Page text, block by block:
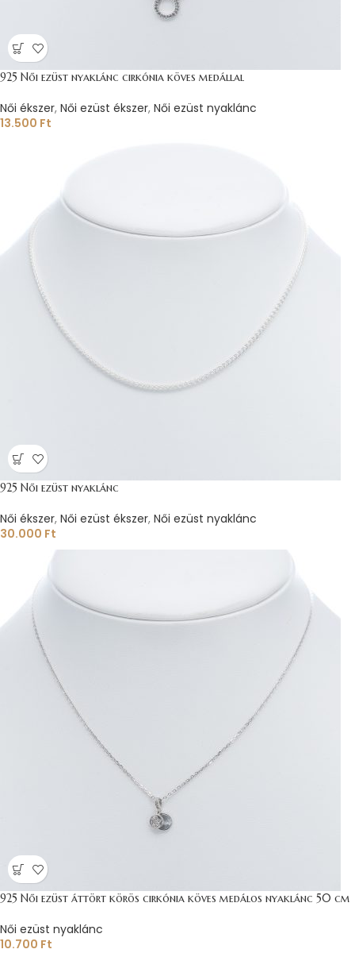
925 Női ezüst nyaklánc cirkónia köves medállal
Női ékszer, Női ezüst ékszer, Női ezüst nyaklánc
13.500 Ft
925 Női ezüst nyaklánc
Női ékszer, Női ezüst ékszer, Női ezüst nyaklánc
30.000 Ft
925 Női ezüst áttört körös cirkónia köves medálos nyaklánc 50 cm
Női ezüst nyaklánc
10.700 Ft